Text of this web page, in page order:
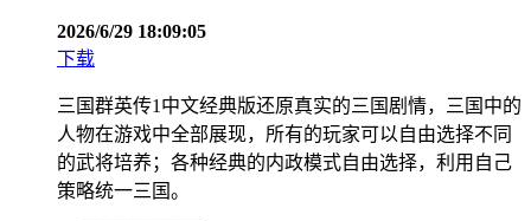
2026/6/29 18:09:05
下载
三国群英传1中文经典版还原真实的三国剧情，三国中的
人物在游戏中全部展现，所有的玩家可以自由选择不同
的武将培养；各种经典的内政模式自由选择，利用自己
策略统一三国。